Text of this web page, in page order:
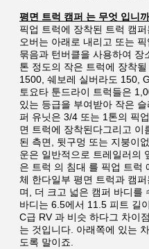
평면 트럭 캠퍼 는 무엇 입니
픽업 트럭에 장착된 트럭 캠
오버는 아래로 내리고 또는
묶음과 턴버클을 사용하여
톤 정도의 작은 트럭에 장착
1500, 쉐보레 실버라도 150,
토요타 툰드라이 트럭들은
있는 등급을 부여받아 작은
퍼 유닛은 3/4 또는 1톤의 픽
면 트럭에 장착된다그리고 이
된 측면, 뒷구멍 또는 지붕이
운은 일반적으로 트레일러의
은 트럭 의 침대 를 픽업 트럭
체 한다일부 평면 트럭과 캠
며, 더 크고 넓은 캠퍼 바디를
바디는 6.5에서 11.5 피트 길
C급 RV 과 비슷 하다그 차이
는 것입니다. 아래쪽에 있는
도록 말이죠.